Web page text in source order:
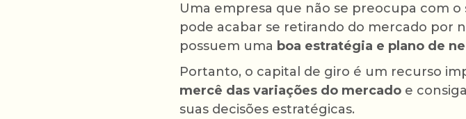
Uma empresa que não se preocupa com o
pode acabar se retirando do mercado por
possuem uma boa estratégia e plano de
Portanto, o capital de giro é um recurso
mercê das variações do mercadoe
suas decisões estratégicas.